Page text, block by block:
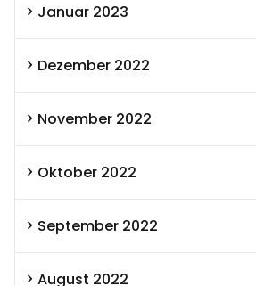
Januar 2023
Dezember 2022
November 2022
Oktober 2022
September 2022
August 2022